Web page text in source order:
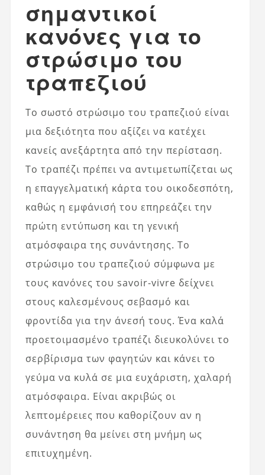
σημαντικοί
κανόνες για το
στρώσιμο του
τραπεζιού
Το σωστό στρώσιμο του τραπεζιού είναι
μια δεξιότητα που αξίζει να κατέχει
κανείς ανεξάρτητα από την περίσταση.
Το τραπέζι πρέπει να αντιμετωπίζεται ως
η επαγγελματική κάρτα του οικοδεσπότη,
καθώς η εμφάνισή του επηρεάζει την
πρώτη εντύπωση και τη γενική
ατμόσφαιρα της συνάντησης. Το
στρώσιμο του τραπεζιού σύμφωνα με
τους κανόνες του savoir-vivre δείχνει
στους καλεσμένους σεβασμό και
φροντίδα για την άνεσή τους. Ένα καλά
προετοιμασμένο τραπέζι διευκολύνει το
σερβίρισμα των φαγητών και κάνει το
γεύμα να κυλά σε μια ευχάριστη, χαλαρή
ατμόσφαιρα. Είναι ακριβώς οι
λεπτομέρειες που καθορίζουν αν η
συνάντηση θα μείνει στη μνήμη ως
επιτυχημένη.